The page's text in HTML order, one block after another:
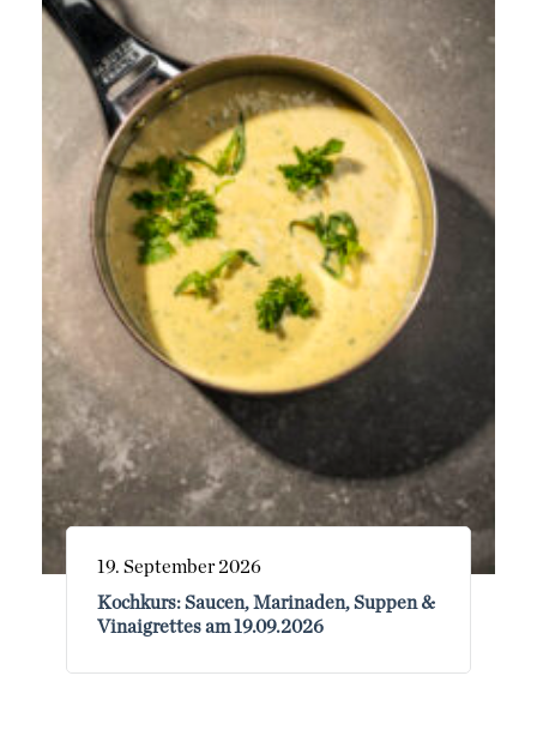
19. September 2026
Kochkurs: Saucen, Marinaden, Suppen &
Vinaigrettes am 19.09.2026